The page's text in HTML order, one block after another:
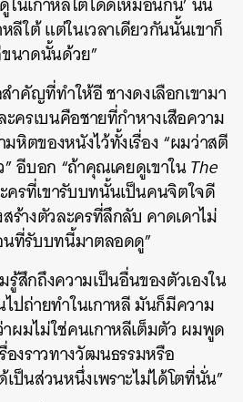
ลีใต้ แต่ในเวลาเดียวกันนั้นเขาก็
นาดนั้นด้วย”
ำคัญที่ทำให้อี ชางดงเลือกเขามา
ครเบนคือชายที่กำหางเสือความ
หิตของหนังไว้ทั้งเรื่อง “ผมว่าสตี
อีบอก “ถ้าคุณเคยดูเขาในThe
ครที่เขารับบทนั้นเป็นคนจิตใจดี
ร้างตัวละครที่ลึกลับ คาดเดาไม่
ที่รับบทนี้มาตลอดดู”
รู้สึกถึงความเป็นอื่นของตัวเองใน
ปถ่ายทำในเกาหลี มันก็มีความ
ผมไม่ใช่คนเกาหลีเต็มตัว ผมพูด
องราวทางวัฒนธรรมหรือ
ป็นส่วนหนึ่งเพราะไม่ได้โตที่นั่น”